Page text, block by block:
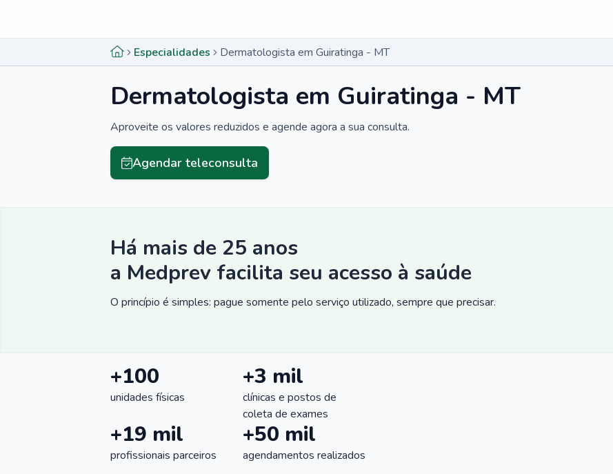
Especialidades Dermatologista em Guiratinga - MT
Dermatologista em Guiratinga - MT
Aproveite os valores reduzidos e agende agora a sua consulta.
Agendar teleconsulta
Há mais de 25 anos
a Medprev facilita seu acesso à saúde
O princípio é simples: pague somente pelo serviço utilizado, sempre que precisar.
+100
unidades físicas
+3 mil
clínicas e postos de
coleta de exames
+19 mil
profissionais parceiros
+50 mil
agendamentos realizados